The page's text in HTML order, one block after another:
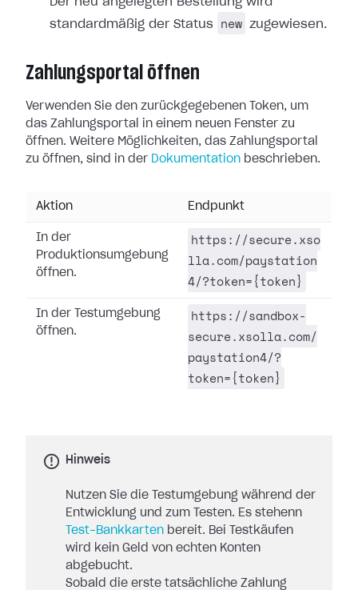
standardmäßig der Status
new zugewiesen.
Zahlungsportal öffnen
Verwenden Sie den zurückgegebenen Token, um
das Zahlungsportal in einem neuen Fenster zu
öffnen. Weitere Möglichkeiten, das Zahlungsportal
zu öffnen, sind in der Dokumentation beschrieben.
Aktion Endpunkt
In der
Produktionsumgebung
öffnen.
https://secure.xso
lla.com/paystation
4/?token={token}
In der Testumgebung
öffnen.
https://sandbox-
secure.xsolla.com/
paystation4/?
token={token}
Hinweis
Nutzen Sie die Testumgebung während der
Entwicklung und zum Testen. Es stehenn
Test-Bankkarten bereit. Bei Testkäufen
wird kein Geld von echten Konten
abgebucht.
Sobald die erste tatsächliche Zahlung